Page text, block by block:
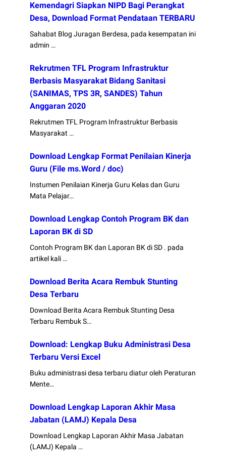
Kemendagri Siapkan NIPD Bagi Perangkat
Desa, Download Format Pendataan TERBARU
Sahabat Blog Juragan Berdesa, pada kesempatan ini
admin …
Rekrutmen TFL Program Infrastruktur
Berbasis Masyarakat Bidang Sanitasi
(SANIMAS, TPS 3R, SANDES) Tahun
Anggaran 2020
Rekrutmen TFL Program Infrastruktur Berbasis
Masyarakat …
Download Lengkap Format Penilaian Kinerja
Guru (File ms.Word / doc)
Instumen Penilaian Kinerja Guru Kelas dan Guru
Mata Pelajar…
Download Lengkap Contoh Program BK dan
Laporan BK di SD
Contoh Program BK dan Laporan BK di SD . pada
artikel kali …
Download Berita Acara Rembuk Stunting
Desa Terbaru
Download Berita Acara Rembuk Stunting Desa
Terbaru Rembuk S…
Download: Lengkap Buku Administrasi Desa
Terbaru Versi Excel
Buku administrasi desa terbaru diatur oleh Peraturan
Mente…
Download Lengkap Laporan Akhir Masa
Jabatan (LAMJ) Kepala Desa
Download Lengkap Laporan Akhir Masa Jabatan
(LAMJ) Kepala …